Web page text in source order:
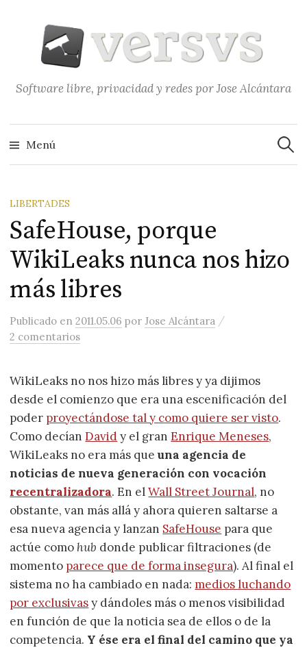
contenido
Software libre, privacidad y redes por Jose Alcántara
Menú
LIBERTADES
SafeHouse, porque
WikiLeaks nunca nos hizo
más libres
Publicado en2011.05.06 porJose Alcántara /
2 comentarios
WikiLeaks no nos hizo más libres y ya dijimos
desde el comienzo que era una escenificación del
poder proyectándose tal y como quiere ser visto.
Como decíanDavidy el granEnrique Meneses,
WikiLeaks no era más queuna agencia de
noticias de nueva generación con vocación
recentralizadora. En elWall Street Journal, no
obstante, van más allá y ahora quieren saltarse a
esa nueva agencia y lanzan SafeHouse para que
actúe como hub donde publicar filtraciones (de
momento parece que de forma insegura). Al final el
sistema no ha cambiado en nada:medios luchando
por exclusivasy dándoles más o menos visibilidad
en función de que la noticia sea de ellos o de la
competencia. Y ése era el final del camino que ya